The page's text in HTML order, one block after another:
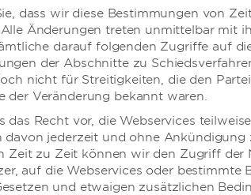
KONFERENZEN
dass wir diese Bestimmungen von
Änderungen treten unmittelbar mit
darauf folgenden Zugriffe auf
der Abschnitte zu
nicht für Streitigkeiten, die den
der Veränderung bekannt waren.
das Recht vor, die Webservices
davon jederzeit und ohne
Zeit zu Zeit können wir den Zugriff der
auf die Webservices oder bestimmte
und etwaigen zusätzlichen